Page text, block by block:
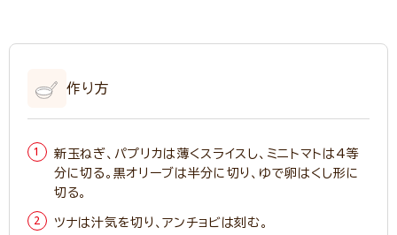
作り方
新玉ねぎ、パプリカは薄くスライスし、ミニトマトは4等
分に切る。黒オリーブは半分に切り、ゆで卵はくし形に
切る。
ツナは汁気を切り、アンチョビは刻む。